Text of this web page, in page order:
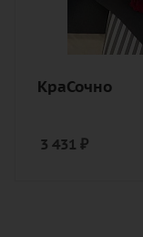
КраСочно
3 431 ₽